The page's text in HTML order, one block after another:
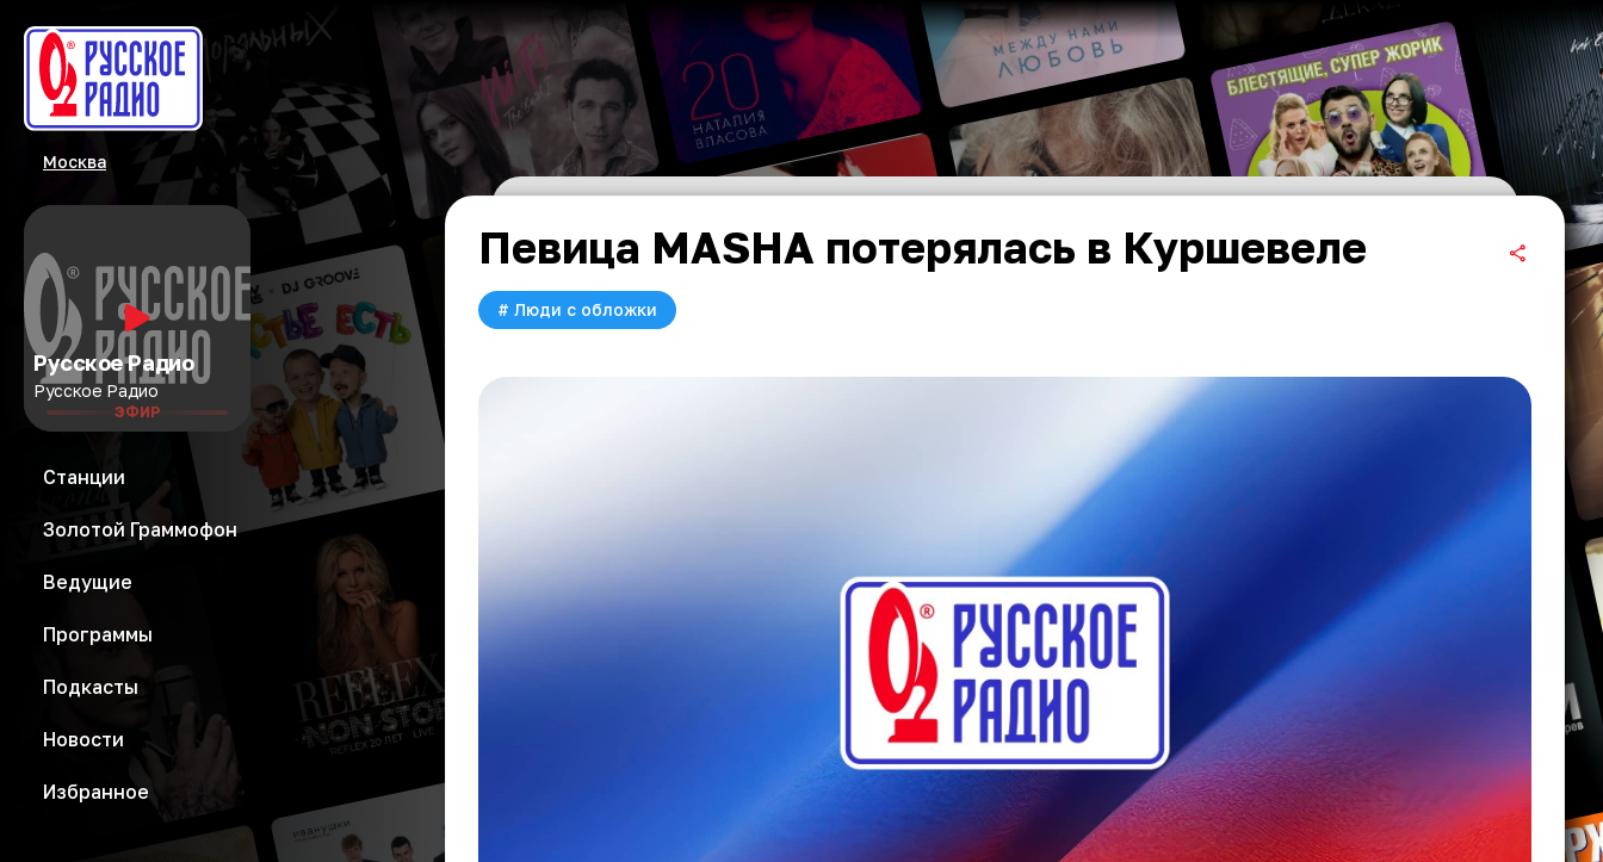
Москва
Русское Радио
Русское Радио
ЭФИР
Станции
Золотой Граммофон
Ведущие
Программы
Подкасты
Новости
Избранное
Певица MASHA потерялась в Куршевеле
# Люди с обложки